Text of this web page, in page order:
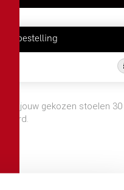
bestelling
jouw gekozen stoelen